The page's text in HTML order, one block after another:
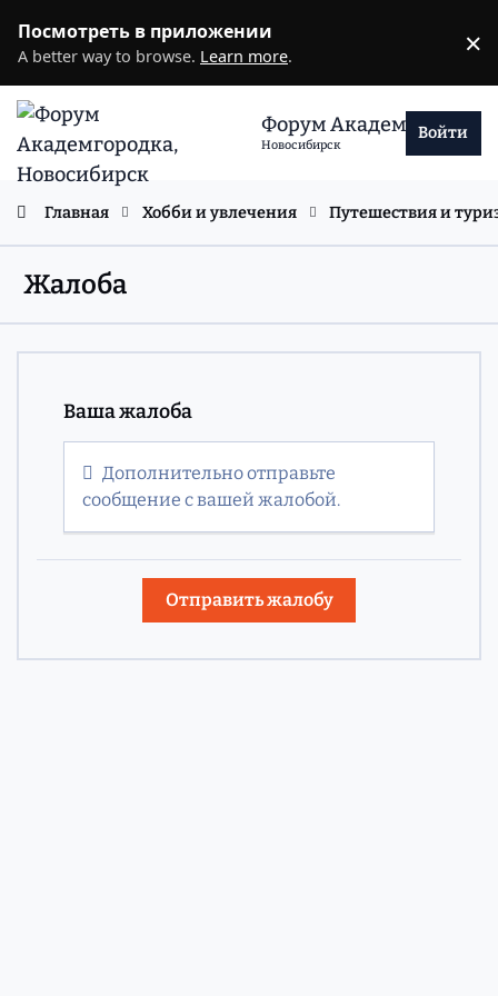
Посмотреть в приложении
A better way to browse. Learn more. ×
Форум Академгородка
Новосибирск
Войти
Главная Хобби и увлечения Путешествия и
Жалоба
Ваша жалоба
Дополнительно отправьте
сообщение с вашей жалобой.
Отправить жалобу